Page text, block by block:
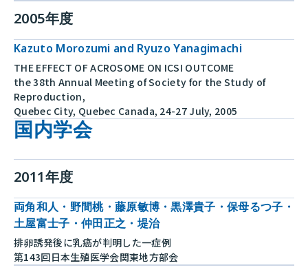
2005年度
Kazuto Morozumi and Ryuzo Yanagimachi
THE EFFECT OF ACROSOME ON ICSI OUTCOME
the 38th Annual Meeting of Society for the Study of
Reproduction,
Quebec City, Quebec Canada, 24-27 July, 2005
国内学会
2011年度
両角和人・野間桃・藤原敏博・黒澤貴子・保母るつ子・
土屋富士子・仲田正之・堤治
排卵誘発後に乳癌が判明した一症例
第143回日本生殖医学会関東地方部会